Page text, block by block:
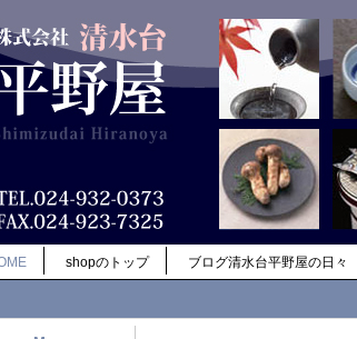
shopのトップ ブログ清水台平野屋の日々